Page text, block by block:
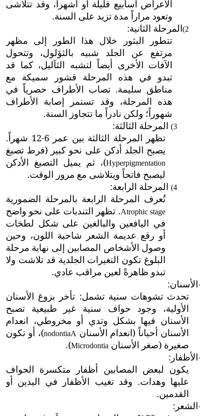
الأعراض أسابيع قليلة أو أشهراً، وقد تتلاشى
وتعود مراراً مدة تزيد على السنة.
2) المرحلة الثانية:
تتطور البثور خلال هذا الطور إلى مظهر
مرتفع عن الجلد شبيه بالثؤلول، وتتحول
الآفات الأخرى أيضاً لتشبه الثآليل، كما قد
تبدو في هذه المرحلة قشور سميكة مع
مناطق سليمة. تصاب الأطراف حصرياً في
هذه المرحلة، وقد تستمر إصابة الأطراف
شهوراً؛ ولكن نادراً ما تتجاوز السنة.
3)
المرحلة الثالثة:
تظهر المرحلة الثالثة بين عمر 6-12 شهراً.
يصبح الجلد أدكن على نحو كبير (فرط تصبغ
Hyperpigmentation)، ثم يميل التصبغ الأدكن
ليصبح فاتحاً ويتلاشى مع مرور الوقت.
4)
المرحلة الرابعة:
تُعرف المرحلة الرابعة بالمرحلة الضمورية
Atrophic stage. تظهر التندبات على نحو واضح
في اليافعين والبالغين على شكل لطخات
أو رقع عديمة الشعر شاحبة اللون، وحين
وصول الأشخاص المصابين إلى نهاية مرحلة
البلوغ تكون التغيرات الجلدية قد تلاشت ولا
تبدو ظاهرةً لعين مراقب عادي.
·الأسنان:
تحدثتشوهات سنية تشمل: تأخر بزوغ الأسنان
الأولية، وجود حواف سنية غير طبيعية تصبح
الأسنان فيها بشكل وتدي أو مخروطي، انعدام
الأسنان أحياناً (انعدام الأسنانA
nodontia)، أو تكون
صغيرة (صغر الأسنان Microdontia
)
.
·الأظفار:
يكون لبعض المصابين أظفار متكسرة الحواف
عليها وهدات. وقد تغيب الأظفار في اليدين أو
القدمين.
·الشعر: